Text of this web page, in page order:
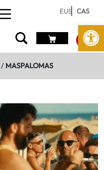
Abrir
EUS CAS
/ MASPALOMAS